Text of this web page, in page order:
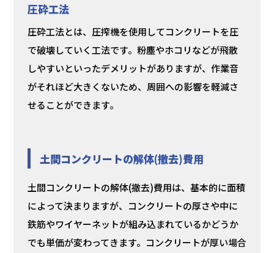
圧砕工法
圧砕工法とは、圧搾機を使用してコンクリートを圧
で破壊していく工法です。粉塵やホコリなどが飛散
しやすいといったデメリットがありますが、作業音
がそれほど大きくないため、周囲への影響を軽減さ
せることができます。
土間コンクリートの解体(撤去)費用
土間コンクリートの解体(撤去)費用は、基本的に面積
によって決まりますが、コンクリートの厚さや中に
鉄筋やワイヤーネットが組み込まれているかどうか
でも単価が変わってきます。コンクリートが厚い場合